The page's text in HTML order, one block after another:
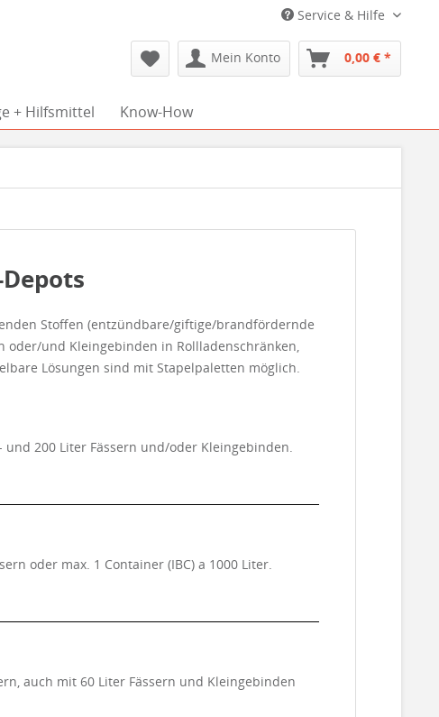
Service & Hilfe
Mein Konto 0,00 € *
+ Hilfsmittel Know-How
Stoffen (entzündbare/giftige/brandfördernde
oder/und Kleingebinden in Rollladenschränken,
Lösungen sind mit Stapelpaletten möglich.
200 Liter Fässern und/oder Kleingebinden.
oder max. 1 Container (IBC) a 1000 Liter.
auch mit 60 Liter Fässern und Kleingebinden